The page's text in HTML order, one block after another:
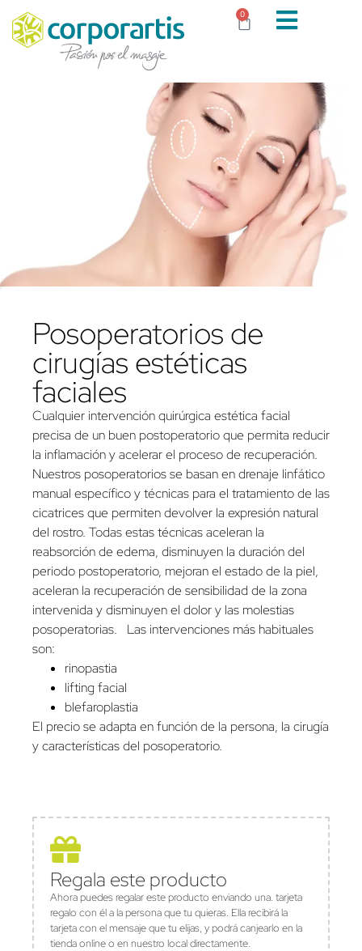
0
Posoperatorios de
cirugías estéticas
faciales
Cualquier intervención quirúrgica estética facial
precisa de un buen postoperatorio que permita reducir
la inflamación y acelerar el proceso de recuperación.
Nuestros posoperatorios se basan en drenaje linfático
manual específico y técnicas para el tratamiento de las
cicatrices que permiten devolver la expresión natural
del rostro. Todas estas técnicas aceleran la
reabsorción de edema, disminuyen la duración del
periodo postoperatorio, mejoran el estado de la piel,
aceleran la recuperación de sensibilidad de la zona
intervenida y disminuyen el dolor y las molestias
posoperatorias. Las intervenciones más habituales
son:
rinopastia
lifting facial
blefaroplastia
El precio se adapta en función de la persona, la cirugía
y características del posoperatorio.
Regala este producto
Ahora puedes regalar este producto enviando una. tarjeta
regalo con él a la persona que tu quieras. Ella recibirá la
tarjeta con el mensaje que tu elijas, y podrá canjearlo en la
tienda online o en nuestro local directamente.